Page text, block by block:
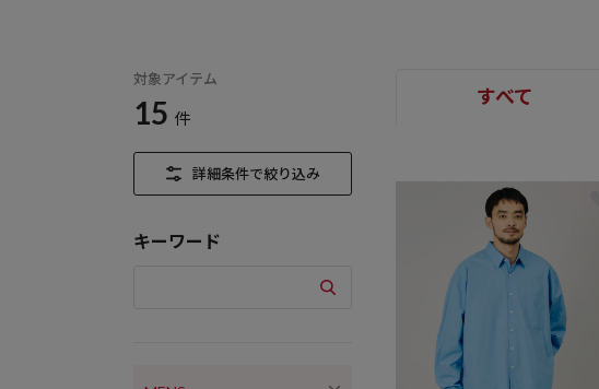
対象アイテム
15 件
詳細条件で絞り込み
キーワード
すべて